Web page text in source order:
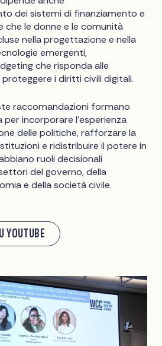
dei sistemi di finanziamento e
che le donne e le comunità
nella progettazione e nella
emergenti,
che risponda alle
proteggere i diritti civili digitali.
raccomandazioni formano
per incorporare l'esperienza
delle politiche, rafforzare la
e ridistribuire il potere in
ruoli decisionali
del governo, della
e della società civile.
YOUTUBE